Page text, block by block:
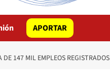
APORTAR
147 MIL EMPLEOS REGISTRADOS